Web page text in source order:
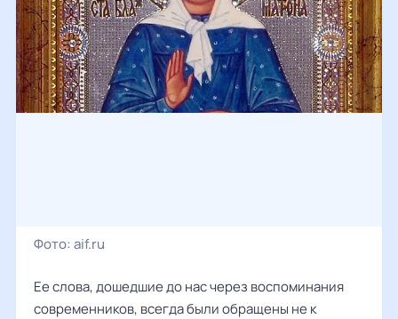
Фото: aif.ru
Ее слова, дошедшие до нас через воспоминания
современников, всегда были обращены не к